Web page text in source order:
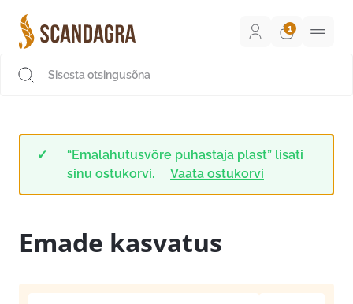
sisu
juurde
“Emalahutusvõre puhastaja plast” lisati
sinu ostukorvi.
Vaata ostukorvi
Emade kasvatus